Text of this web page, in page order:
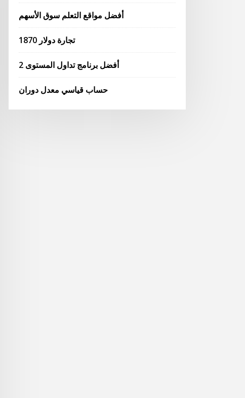
أفضل مواقع التعلم سوق الأسهم
تجارة دولار 1870
أفضل برنامج تداول المستوى 2
حساب قياسي معدل دوران